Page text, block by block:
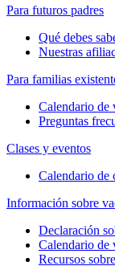
Para futuros padres
Qué debes
Nuestras
Para familias
Calendario de
Preguntas
Clases y eventos
Calendario de
Información sobre
Declaración
Calendario de
Recursos